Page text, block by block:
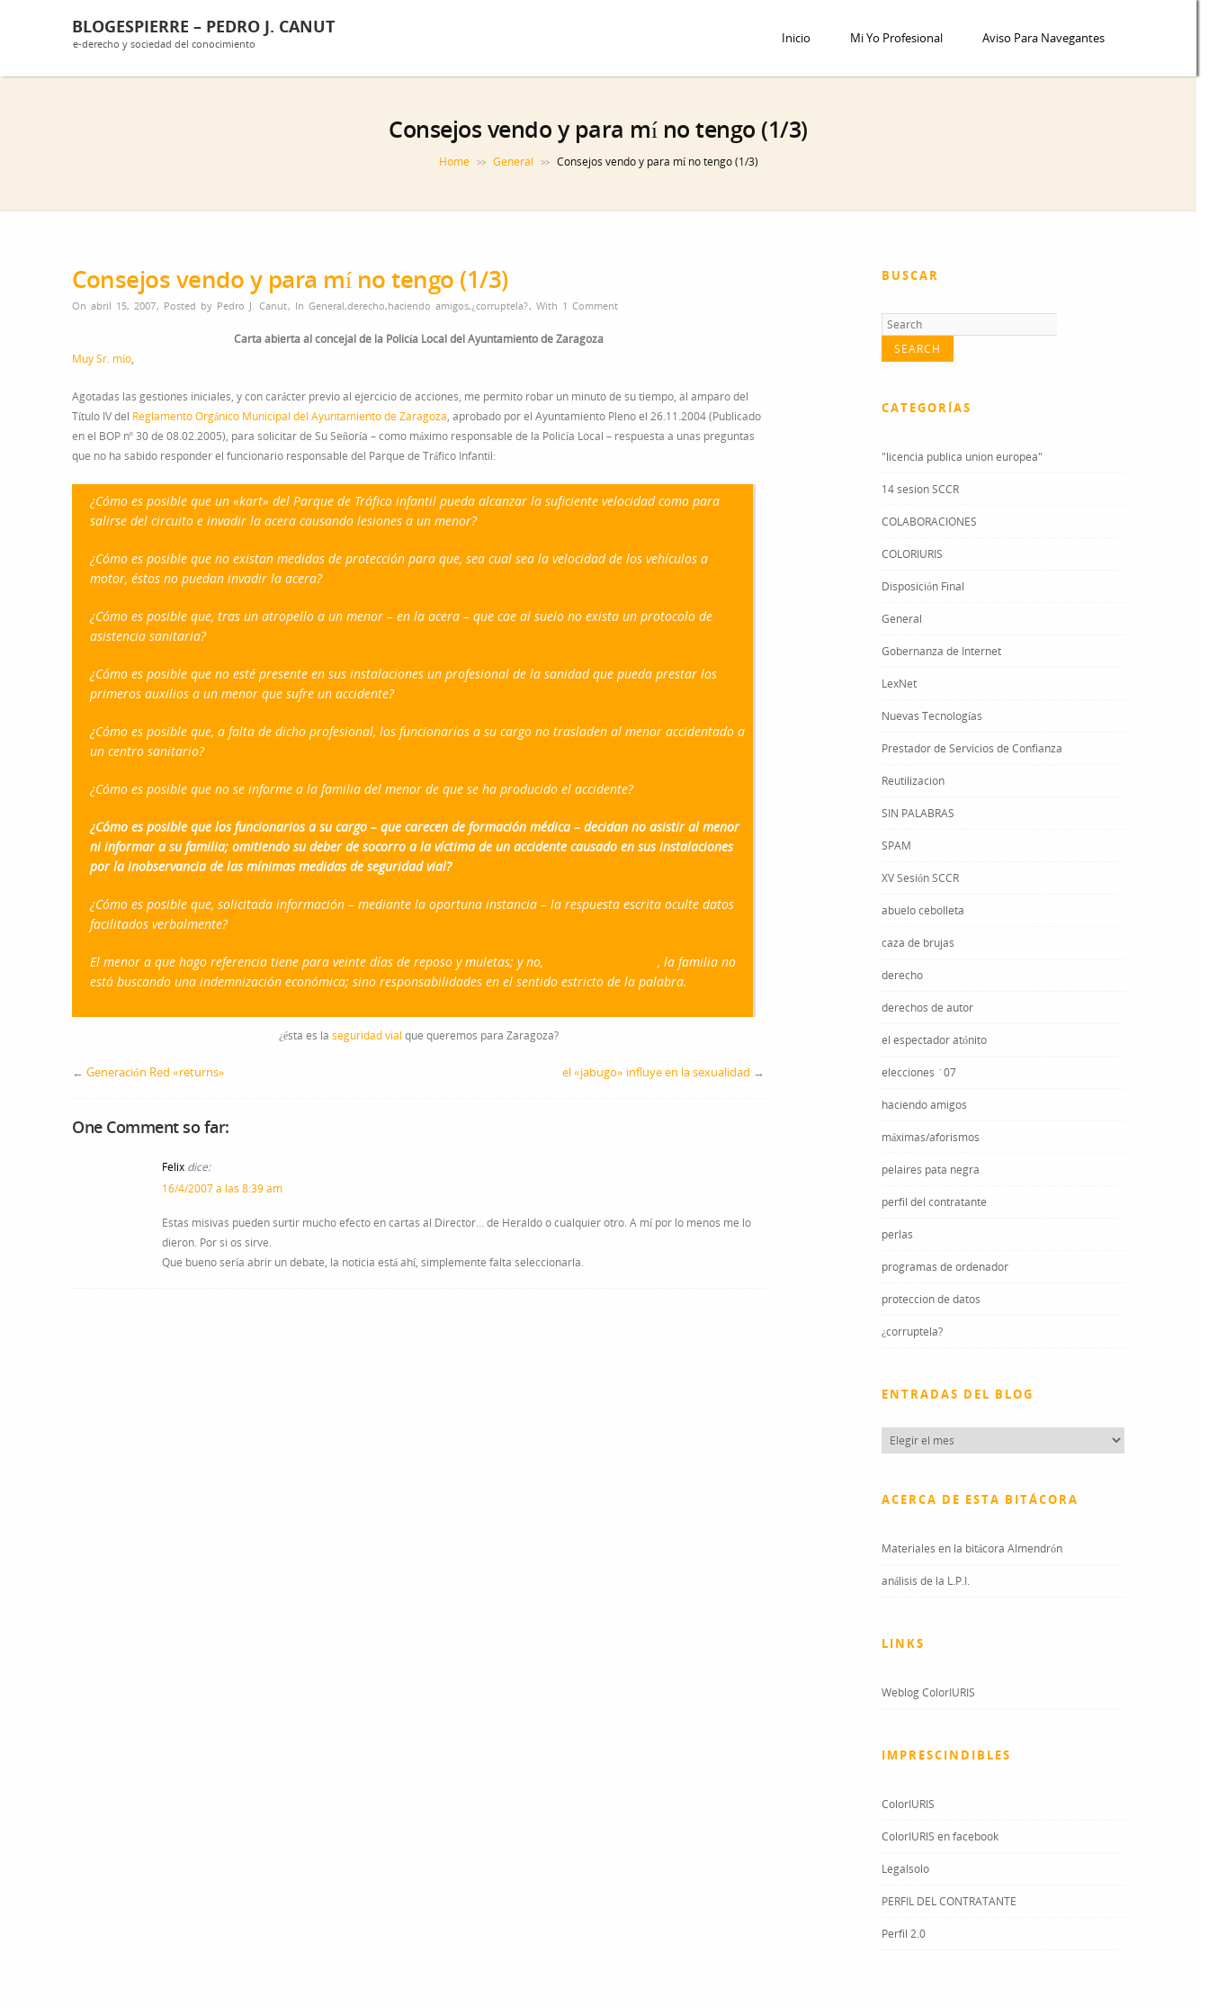
BLOGESPIERRE – PEDRO J. CANUT
e-derecho y sociedad del conocimiento Inicio Mi Yo Profesional Aviso Para Navegantes
Consejos vendo y para mí no tengo (1/3)
Home >> General >> Consejos vendo y para mí no tengo (1/3)
Consejos vendo y para mí no tengo (1/3)
On abril 15, 2007, Posted by Pedro J. Canut, In General,derecho,haciendo amigos,¿corruptela?, With 1 Comment
Carta abierta al concejal de la Policía Local del Ayuntamiento de Zaragoza
Muy Sr. mío,
Agotadas las gestiones iniciales, y con carácter previo al ejercicio de acciones, me permito robar un minuto de su tiempo, al amparo del
Título IV del Reglamento Orgánico Municipal del Ayuntamiento de Zaragoza, aprobado por el Ayuntamiento Pleno el 26.11.2004 (Publicado
en el BOP nº 30 de 08.02.2005), para solicitar de Su Señoría – como máximo responsable de la Policía Local – respuesta a unas preguntas
que no ha sabido responder el funcionario responsable del Parque de Tráfico Infantil:
¿Cómo es posible que un «kart» del Parque de Tráfico infantil pueda alcanzar la suficiente velocidad como para
salirse del circuito e invadir la acera causando lesiones a un menor?
¿Cómo es posible que no existan medidas de protección para que, sea cual sea la velocidad de los vehículos a
motor, éstos no puedan invadir la acera?
¿Cómo es posible que, tras un atropello a un menor – en la acera – que cae al suelo no exista un protocolo de
asistencia sanitaria?
¿Cómo es posible que no esté presente en sus instalaciones un profesional de la sanidad que pueda prestar los
primeros auxilios a un menor que sufre un accidente?
¿Cómo es posible que, a falta de dicho profesional, los funcionarios a su cargo no trasladen al menor accidentado a
un centro sanitario?
¿Cómo es posible que no se informe a la familia del menor de que se ha producido el accidente?
¿Cómo es posible que los funcionarios a su cargo – que carecen de formación médica – decidan no asistir al menor
ni informar a su familia; omitiendo su deber de socorro a la víctima de un accidente causado en sus instalaciones
por la inobservancia de las mínimas medidas de seguridad vial?
¿Cómo es posible que, solicitada información – mediante la oportuna instancia – la respuesta escrita oculte datos
facilitados verbalmente?
El menor a que hago referencia tiene para veinte días de reposo y muletas; y no,
, la familia no
está buscando una indemnización económica; sino responsabilidades en el sentido estricto de la palabra.
¿ésta es la seguridad vial que queremos para Zaragoza?
← Generación Red «returns» el «jabugo» influye en la sexualidad →
One Comment so far:
Felix dice:
16/4/2007 a las 8:39 am
Estas misivas pueden surtir mucho efecto en cartas al Director… de Heraldo o cualquier otro. A mí por lo menos me lo
dieron. Por si os sirve.
Que bueno sería abrir un debate, la noticia está ahí, simplemente falta seleccionarla.
BUSCAR
CATEGORÍAS
"licencia publica union europea"
14 sesion SCCR
COLABORACIONES
COLORIURIS
Disposición Final
General
Gobernanza de Internet
LexNet
Nuevas Tecnologías
Prestador de Servicios de Confianza
Reutilizacion
SIN PALABRAS
SPAM
XV Sesión SCCR
abuelo cebolleta
caza de brujas
derecho
derechos de autor
el espectador atónito
elecciones ´07
haciendo amigos
máximas/aforismos
pelaires pata negra
perfil del contratante
perlas
programas de ordenador
proteccion de datos
¿corruptela?
ENTRADAS DEL BLOG
Entradas
del
ACERCA DE ESTA BITÁCORA
Materiales en la bitácora Almendrón
análisis de la L.P.I.
LINKS
Weblog ColorIURIS
IMPRESCINDIBLES
ColorIURIS
ColorIURIS en facebook
Legalsolo
PERFIL DEL CONTRATANTE
Perfil 2.0